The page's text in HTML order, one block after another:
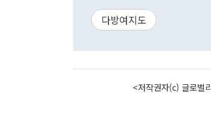
다방여지도
<저작권자(c) 글로벌